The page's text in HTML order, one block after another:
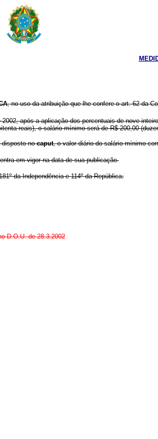
, no uso da atribuição que lhe confere o art. 62 da
após a aplicação dos percentuais de nove
reais), o salário mínimo será de R$ 200,00
nocaput, o valor diário do salário mínimo
em vigor na data de sua publicação.
da Independência e 114º da República.
D.O.U. de 28.3.2002